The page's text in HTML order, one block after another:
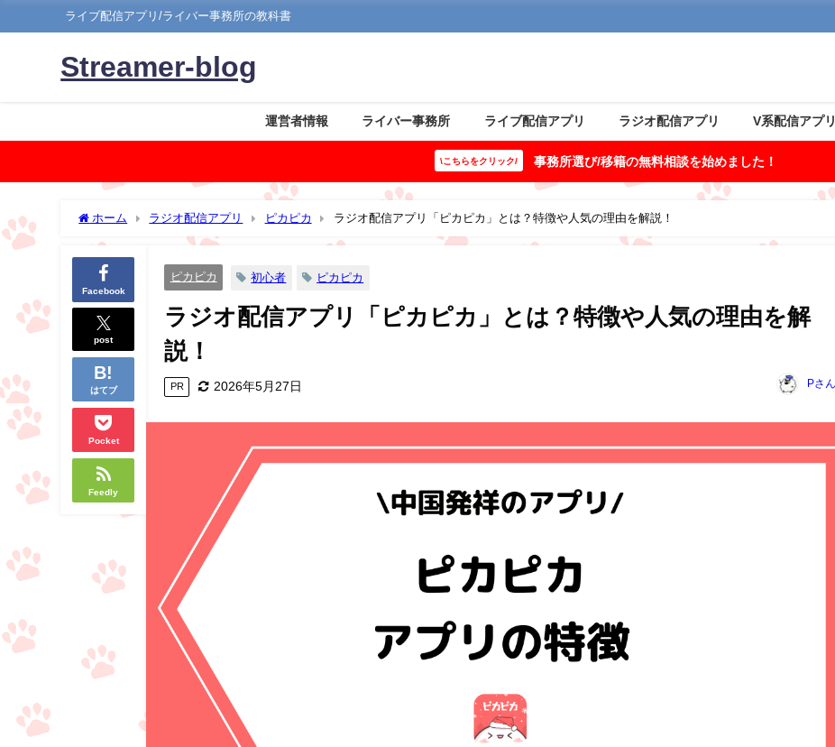
ライブ配信アプリ/ライバー事務所の教科書
Streamer-blog
運営者情報 ライバー事務所 ライブ配信アプリ ラジオ配信アプリ V系配信アプリ
\こちらをクリック/ 事務所選び/移籍の無料相談を始めました！
ホーム ラジオ配信アプリ ピカピカ ラジオ配信アプリ「ピカピカ」とは？特徴や人気の理由を解説！
Facebook
post
はてブ
Pocket
Feedly
ピカピカ 初心者 ピカピカ
ラジオ配信アプリ「ピカピカ」とは？特徴や人気の理由を解
説！
PR 2026年5月27日 Pさん